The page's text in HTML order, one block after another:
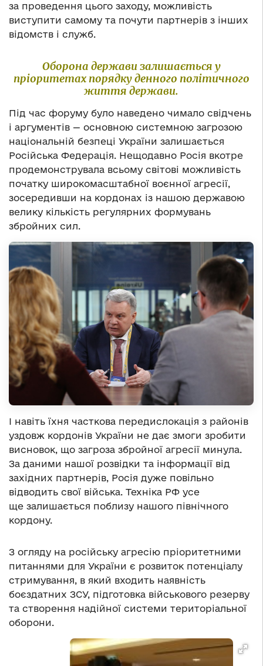
за проведення цього заходу, можливість
виступити самому та почути партнерів з інших
відомств і служб.
Оборона держави залишається у
пріоритетах порядку денного політичного
життя держави.
Під час форуму було наведено чимало свідчень
і аргументів — основною системною загрозою
національній безпеці України залишається
Російська Федерація. Нещодавно Росія вкотре
продемонструвала всьому світові можливість
початку широкомасштабної воєнної агресії,
зосередивши на кордонах із нашою державою
велику кількість регулярних формувань
збройних сил.
І навіть їхня часткова передислокація з районів
уздовж кордонів України не дає змоги зробити
висновок, що загроза збройної агресії минула.
За даними нашої розвідки та інформації від
західних партнерів, Росія дуже повільно
відводить свої війська. Техніка РФ усе
ще залишається поблизу нашого північного
кордону.
З огляду на російську агресію пріоритетними
питаннями для України є розвиток потенціалу
стримування, в який входить наявність
боєздатних ЗСУ, підготовка військового резерву
та створення надійної системи територіальної
оборони.